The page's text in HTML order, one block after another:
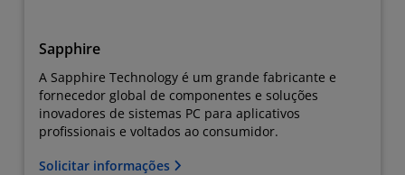
Sapphire
A Sapphire Technology é um grande fabricante e
fornecedor global de componentes e soluções
inovadores de sistemas PC para aplicativos
profissionais e voltados ao consumidor.
Solicitar informações